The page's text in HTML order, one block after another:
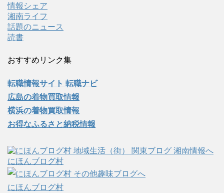
情報シェア
湘南ライフ
話題のニュース
読書
おすすめリンク集
転職情報サイト 転職ナビ
広島の着物買取情報
横浜の着物買取情報
お得なふるさと納税情報
にほんブログ村
にほんブログ村